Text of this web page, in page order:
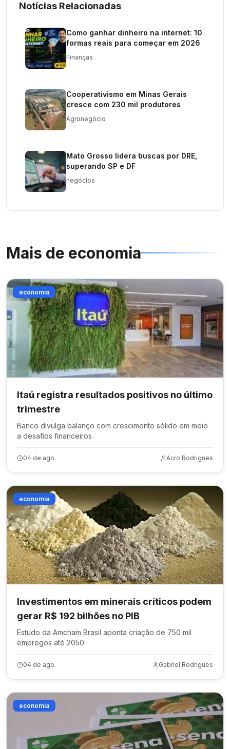
Notícias Relacionadas
Como ganhar dinheiro na internet: 10
formas reais para começar em 2026
Finanças
Cooperativismo em Minas Gerais
cresce com 230 mil produtores
Agronegócio
Mato Grosso lidera buscas por DRE,
superando SP e DF
negócios
Mais de economia
economia
Itaú registra resultados positivos no último
trimestre
Banco divulga balanço com crescimento sólido em meio
a desafios financeiros
04 de ago. Acro Rodrigues
economia
Investimentos em minerais críticos podem
gerar R$ 192 bilhões no PIB
Estudo da Amcham Brasil aponta criação de 750 mil
empregos até 2050
04 de ago. Gabriel Rodrigues
economia